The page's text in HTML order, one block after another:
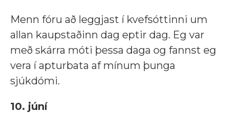
Menn fóru að leggjast í kvefsóttinni um
allan kaupstaðinn dag eptir dag. Eg var
með skárra móti þessa daga og fannst eg
vera í apturbata af mínum þunga
sjúkdómi.
10. júní